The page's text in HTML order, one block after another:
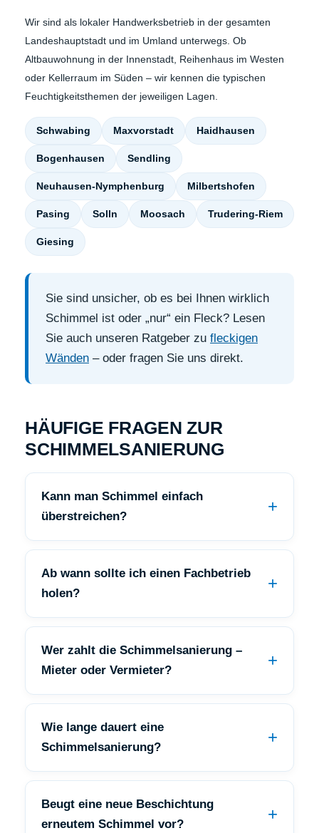
Wir sind als lokaler Handwerksbetrieb in der gesamten
Landeshauptstadt und im Umland unterwegs. Ob
Altbauwohnung in der Innenstadt, Reihenhaus im Westen
oder Kellerraum im Süden – wir kennen die typischen
Feuchtigkeitsthemen der jeweiligen Lagen.
Schwabing Maxvorstadt Haidhausen
Bogenhausen Sendling
Neuhausen-Nymphenburg Milbertshofen
Pasing Solln Moosach Trudering-Riem
Giesing
Sie sind unsicher, ob es bei Ihnen wirklich
Schimmel ist oder „nur“ ein Fleck? Lesen
Sie auch unseren Ratgeber zu fleckigen
Wänden – oder fragen Sie uns direkt.
HÄUFIGE FRAGEN ZUR
SCHIMMELSANIERUNG
Kann man Schimmel einfach
überstreichen?
Ab wann sollte ich einen Fachbetrieb
holen?
Wer zahlt die Schimmelsanierung –
Mieter oder Vermieter?
Wie lange dauert eine
Schimmelsanierung?
Beugt eine neue Beschichtung
erneutem Schimmel vor?